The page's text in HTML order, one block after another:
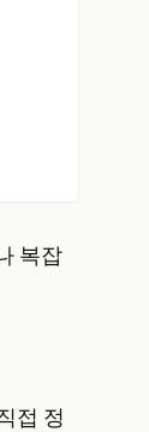
복잡
접 정